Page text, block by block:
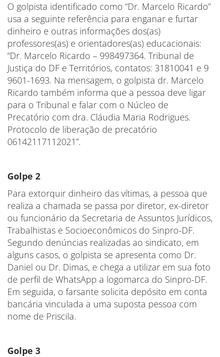
O golpista identificado como “Dr. Marcelo Ricardo”
usa a seguinte referência para enganar e furtar
dinheiro e outras informações dos(as)
professores(as) e orientadores(as) educacionais:
“Dr. Marcelo Ricardo – 998497364. Tribunal de
Justiça do DF e Territórios, contatos: 31810041 e 9
9601-1693. Na mensagem, o golpista dr. Marcelo
Ricardo também informa que a pessoa deve ligar
para o Tribunal e falar com o Núcleo de
Precatório com dra. Cláudia Maria Rodrigues.
Protocolo de liberação de precatório
06142117112021”.
Golpe 2
Para extorquir dinheiro das vítimas, a pessoa que
realiza a chamada se passa por diretor, ex-diretor
ou funcionário da Secretaria de Assuntos Jurídicos,
Trabalhistas e Socioeconômicos do Sinpro-DF.
Segundo denúncias realizadas ao sindicato, em
alguns casos, o golpista se apresenta como Dr.
Daniel ou Dr. Dimas, e chega a utilizar em sua foto
de perfil de WhatsApp a logomarca do Sinpro-DF.
Em seguida, o farsante solicita depósito em conta
bancária vinculada a uma suposta pessoa com
nome de Priscila.
Golpe 3